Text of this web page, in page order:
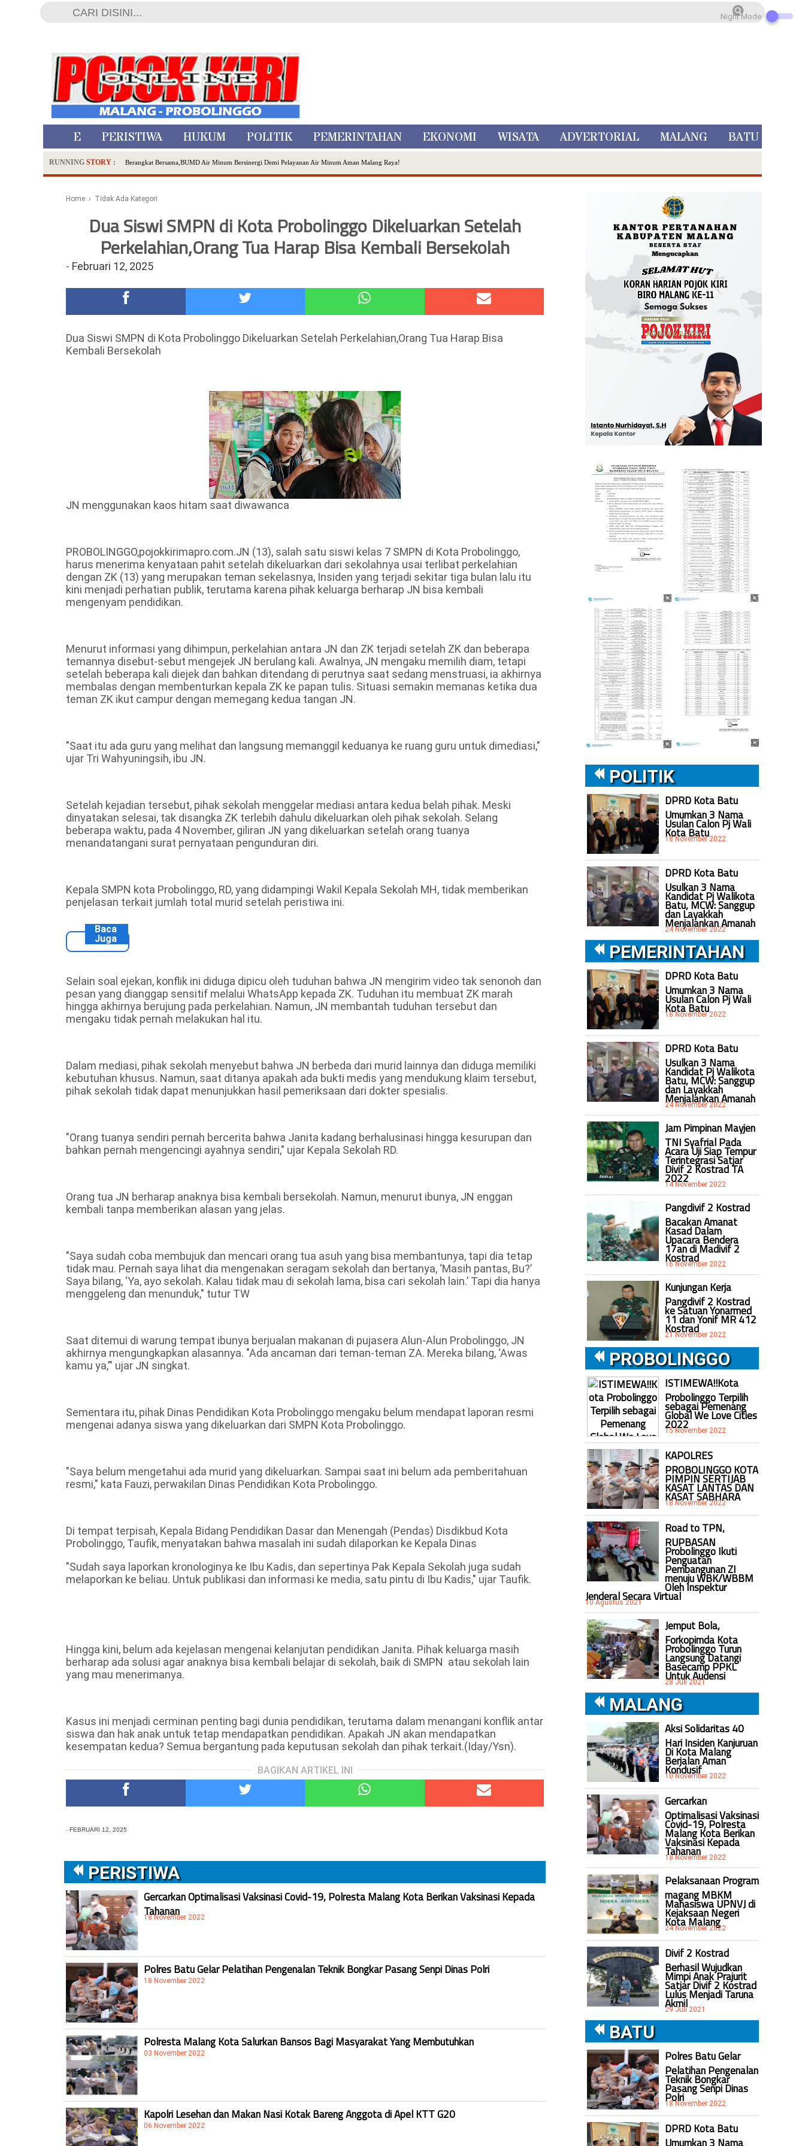
HOME PERISTIWA HUKUM POLITIK PEMERINTAHAN EKONOMI WISATA ADVERTORIAL MALANG BATU
RUNNING STORY : Berangkat Bersama,BUMD Air Minum Bersinergi Demi Pelayanan Air Minum Aman Malang Raya!
Dua Pelaku Pembunuhan Manusia Silver di Probolinggo Ditangkap di Kediri,Satu Buron
Hadirkan Tujuh Sapta Pesona Wisata di Amfiteater, Mikutopia Buka Rekrutmen Karyawan,Berikut Kualifikasinya
RILIS RAPAT PLENO TERBUKA PEMUTAKHIRAN DATA PEMILIH BERKELANJUTAN (PDPB) TRIWULAN II
Tugu Tirta Usung 'Smart Water City' di Indonesia City Expo APEKSI XVIII Medan
DKD PERADI Malang Jatuhkan Putusan Pelanggaran Kode Etik Advokat, Abd. Aziz Divonis Bersalah
Home › Tidak Ada Kategori
Dua Siswi SMPN di Kota Probolinggo Dikeluarkan Setelah
Perkelahian,Orang Tua Harap Bisa Kembali Bersekolah
- Februari 12, 2025
Dua Siswi SMPN di Kota Probolinggo Dikeluarkan Setelah Perkelahian,Orang Tua Harap Bisa
Kembali Bersekolah
JN menggunakan kaos hitam saat diwawanca
PROBOLINGGO,pojokkirimapro.com.JN (13), salah satu siswi kelas 7 SMPN di Kota Probolinggo,
harus menerima kenyataan pahit setelah dikeluarkan dari sekolahnya usai terlibat perkelahian
dengan ZK (13) yang merupakan teman sekelasnya, Insiden yang terjadi sekitar tiga bulan lalu itu
kini menjadi perhatian publik, terutama karena pihak keluarga berharap JN bisa kembali
mengenyam pendidikan.
Menurut informasi yang dihimpun, perkelahian antara JN dan ZK terjadi setelah ZK dan beberapa
temannya disebut-sebut mengejek JN berulang kali. Awalnya, JN mengaku memilih diam, tetapi
setelah beberapa kali diejek dan bahkan ditendang di perutnya saat sedang menstruasi, ia akhirnya
membalas dengan membenturkan kepala ZK ke papan tulis. Situasi semakin memanas ketika dua
teman ZK ikut campur dengan memegang kedua tangan JN.
"Saat itu ada guru yang melihat dan langsung memanggil keduanya ke ruang guru untuk dimediasi,"
ujar Tri Wahyuningsih, ibu JN.
Setelah kejadian tersebut, pihak sekolah menggelar mediasi antara kedua belah pihak. Meski
dinyatakan selesai, tak disangka ZK terlebih dahulu dikeluarkan oleh pihak sekolah. Selang
beberapa waktu, pada 4 November, giliran JN yang dikeluarkan setelah orang tuanya
menandatangani surat pernyataan pengunduran diri.
Kepala SMPN kota Probolinggo, RD, yang didampingi Wakil Kepala Sekolah MH, tidak memberikan
penjelasan terkait jumlah total murid setelah peristiwa ini.
Baca
Juga
Selain soal ejekan, konflik ini diduga dipicu oleh tuduhan bahwa JN mengirim video tak senonoh dan
pesan yang dianggap sensitif melalui WhatsApp kepada ZK. Tuduhan itu membuat ZK marah
hingga akhirnya berujung pada perkelahian. Namun, JN membantah tuduhan tersebut dan
mengaku tidak pernah melakukan hal itu.
Dalam mediasi, pihak sekolah menyebut bahwa JN berbeda dari murid lainnya dan diduga memiliki
kebutuhan khusus. Namun, saat ditanya apakah ada bukti medis yang mendukung klaim tersebut,
pihak sekolah tidak dapat menunjukkan hasil pemeriksaan dari dokter spesialis.
"Orang tuanya sendiri pernah bercerita bahwa Janita kadang berhalusinasi hingga kesurupan dan
bahkan pernah mengencingi ayahnya sendiri," ujar Kepala Sekolah RD.
Orang tua JN berharap anaknya bisa kembali bersekolah. Namun, menurut ibunya, JN enggan
kembali tanpa memberikan alasan yang jelas.
"Saya sudah coba membujuk dan mencari orang tua asuh yang bisa membantunya, tapi dia tetap
tidak mau. Pernah saya lihat dia mengenakan seragam sekolah dan bertanya, ‘Masih pantas, Bu?’
Saya bilang, ‘Ya, ayo sekolah. Kalau tidak mau di sekolah lama, bisa cari sekolah lain.’ Tapi dia hanya
menggeleng dan menunduk," tutur TW
Saat ditemui di warung tempat ibunya berjualan makanan di pujasera Alun-Alun Probolinggo, JN
akhirnya mengungkapkan alasannya. "Ada ancaman dari teman-teman ZA. Mereka bilang, ‘Awas
kamu ya,’" ujar JN singkat.
Sementara itu, pihak Dinas Pendidikan Kota Probolinggo mengaku belum mendapat laporan resmi
mengenai adanya siswa yang dikeluarkan dari SMPN Kota Probolinggo.
"Saya belum mengetahui ada murid yang dikeluarkan. Sampai saat ini belum ada pemberitahuan
resmi," kata Fauzi, perwakilan Dinas Pendidikan Kota Probolinggo.
Di tempat terpisah, Kepala Bidang Pendidikan Dasar dan Menengah (Pendas) Disdikbud Kota
Probolinggo, Taufik, menyatakan bahwa masalah ini sudah dilaporkan ke Kepala Dinas
"Sudah saya laporkan kronologinya ke Ibu Kadis, dan sepertinya Pak Kepala Sekolah juga sudah
melaporkan ke beliau. Untuk publikasi dan informasi ke media, satu pintu di Ibu Kadis," ujar Taufik.
Hingga kini, belum ada kejelasan mengenai kelanjutan pendidikan Janita. Pihak keluarga masih
berharap ada solusi agar anaknya bisa kembali belajar di sekolah, baik di SMPN atau sekolah lain
yang mau menerimanya.
Kasus ini menjadi cerminan penting bagi dunia pendidikan, terutama dalam menangani konflik antar
siswa dan hak anak untuk tetap mendapatkan pendidikan. Apakah JN akan mendapatkan
kesempatan kedua? Semua bergantung pada keputusan sekolah dan pihak terkait.(Iday/Ysn).
BAGIKAN ARTIKEL INI
- FEBRUARI 12, 2025
PERISTIWA
Gercarkan Optimalisasi Vaksinasi Covid-19, Polresta Malang Kota Berikan Vaksinasi Kepada
Tahanan
18 November 2022
Polres Batu Gelar Pelatihan Pengenalan Teknik Bongkar Pasang Senpi Dinas Polri
18 November 2022
Polresta Malang Kota Salurkan Bansos Bagi Masyarakat Yang Membutuhkan
03 November 2022
Kapolri Lesehan dan Makan Nasi Kotak Bareng Anggota di Apel KTT G20
06 November 2022
POLITIK
DPRD Kota Batu
Umumkan 3 Nama
Usulan Calon Pj Wali
Kota Batu
18 November 2022
DPRD Kota Batu
Usulkan 3 Nama
Kandidat Pj Walikota
Batu, MCW: Sanggup
dan Layakkah
Menjalankan Amanah
24 November 2022
PEMERINTAHAN
DPRD Kota Batu
Umumkan 3 Nama
Usulan Calon Pj Wali
Kota Batu
18 November 2022
DPRD Kota Batu
Usulkan 3 Nama
Kandidat Pj Walikota
Batu, MCW: Sanggup
dan Layakkah
Menjalankan Amanah
24 November 2022
Jam Pimpinan Mayjen
TNI Syafrial Pada
Acara Uji Siap Tempur
Terintegrasi Satjar
Divif 2 Kostrad TA
2022
14 November 2022
Pangdivif 2 Kostrad
Bacakan Amanat
Kasad Dalam
Upacara Bendera
17an di Madivif 2
Kostrad
16 November 2022
Kunjungan Kerja
Pangdivif 2 Kostrad
ke Satuan Yonarmed
11 dan Yonif MR 412
Kostrad
21 November 2022
PROBOLINGGO
ISTIMEWA!!Kota
Probolinggo Terpilih
sebagai Pemenang
Global We Love Cities
2022
15 November 2022
KAPOLRES
PROBOLINGGO KOTA
PIMPIN SERTIJAB
KASAT LANTAS DAN
KASAT SABHARA
18 November 2022
Road to TPN,
RUPBASAN
Probolinggo Ikuti
Penguatan
Pembangunan ZI
menuju WBK/WBBM
Oleh Inspektur
Jenderal Secara Virtual
10 Agustus 2021
Jemput Bola,
Forkopimda Kota
Probolinggo Turun
Langsung Datangi
Basecamp PPKL
Untuk Audensi
28 Juli 2021
MALANG
Aksi Solidaritas 40
Hari Insiden Kanjuruan
Di Kota Malang
Berjalan Aman
Kondusif
10 November 2022
Gercarkan
Optimalisasi Vaksinasi
Covid-19, Polresta
Malang Kota Berikan
Vaksinasi Kepada
Tahanan
18 November 2022
Pelaksanaan Program
magang MBKM
Mahasiswa UPNVJ di
Kejaksaan Negeri
Kota Malang
24 November 2022
Divif 2 Kostrad
Berhasil Wujudkan
Mimpi Anak Prajurit
Satjar Divif 2 Kostrad
Lulus Menjadi Taruna
Akmil
29 Juli 2021
BATU
Polres Batu Gelar
Pelatihan Pengenalan
Teknik Bongkar
Pasang Senpi Dinas
Polri
18 November 2022
DPRD Kota Batu
Umumkan 3 Nama
Night Mode